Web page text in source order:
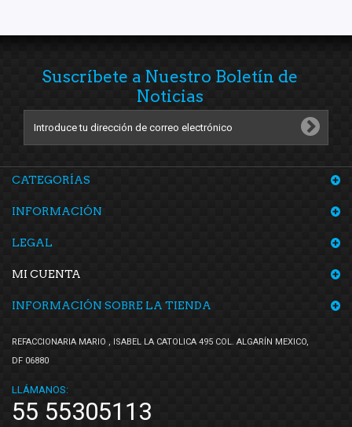
Suscríbete a Nuestro Boletín de
Noticias
CATEGORÍAS
INFORMACIÓN
LEGAL
MI CUENTA
INFORMACIÓN SOBRE LA TIENDA
REFACCIONARIA MARIO , ISABEL LA CATOLICA 495 COL. ALGARÍN MEXICO,
DF 06880
LLÁMANOS:
55 55305113